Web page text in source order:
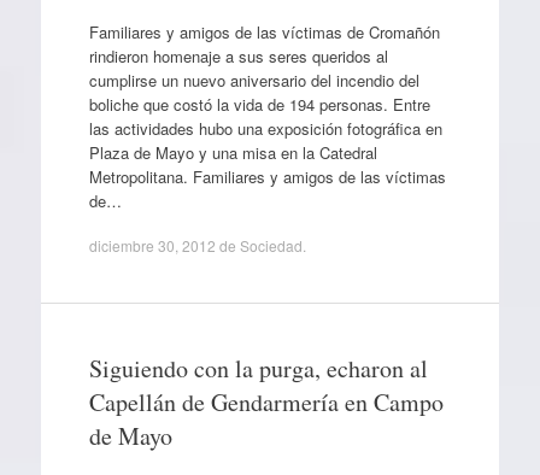
Familiares y amigos de las víctimas de Cromañón
rindieron homenaje a sus seres queridos al
cumplirse un nuevo aniversario del incendio del
boliche que costó la vida de 194 personas. Entre
las actividades hubo una exposición fotográfica en
Plaza de Mayo y una misa en la Catedral
Metropolitana. Familiares y amigos de las víctimas
de…
diciembre 30, 2012 de Sociedad
Siguiendo con la purga, echaron al
Capellán de Gendarmería en Campo
de Mayo